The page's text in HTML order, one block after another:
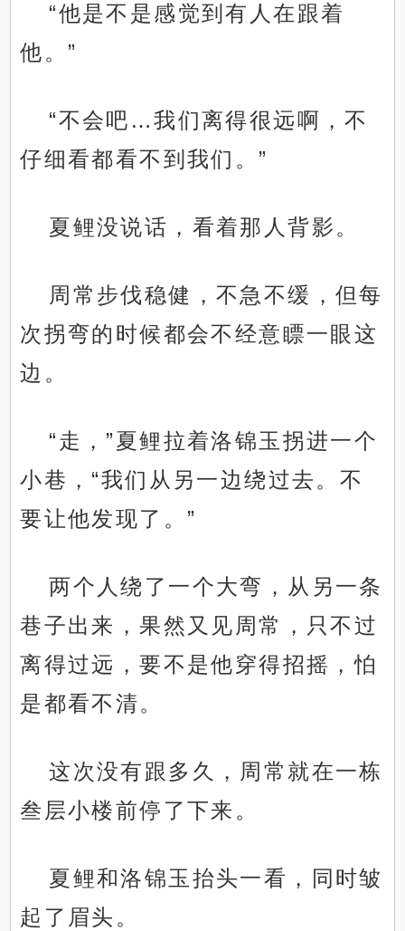
“他是不是感觉到有人在跟着
他。”
“不会吧…我们离得很远啊，不
仔细看都看不到我们。”
夏鲤没说话，看着那人背影。
周常步伐稳健，不急不缓，但每
次拐弯的时候都会不经意瞟一眼这
边。
“走，”夏鲤拉着洛锦玉拐进一个
小巷，“我们从另一边绕过去。不
要让他发现了。”
两个人绕了一个大弯，从另一条
巷子出来，果然又见周常，只不过
离得过远，要不是他穿得招摇，怕
是都看不清。
这次没有跟多久，周常就在一栋
叁层小楼前停了下来。
夏鲤和洛锦玉抬头一看，同时皱
起了眉头。